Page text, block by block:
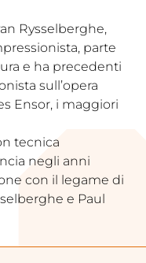
Rysselberghe,
parte
e ha precedenti
sull’opera
Ensor, i maggiori
tecnica
negli anni
con il legame di
e Paul